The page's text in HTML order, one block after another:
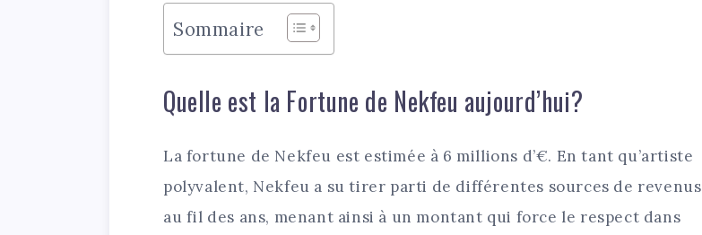
Sommaire
Quelle est la Fortune de Nekfeu aujourd’hui?
La fortune de Nekfeu est estimée à 6 millions d’€. En tant qu’artiste
polyvalent, Nekfeu a su tirer parti de différentes sources de revenus
au fil des ans, menant ainsi à un montant qui force le respect dans